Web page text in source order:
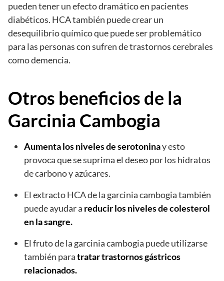
pueden tener un efecto dramático en pacientes
diabéticos. HCA también puede crear un
desequilibrio químico que puede ser problemático
para las personas con sufren de trastornos cerebrales
como demencia.
Otros beneficios de la
Garcinia Cambogia
Aumenta los niveles de serotoninay esto
provoca que se suprima el deseo por los hidratos
de carbono y azúcares.
El extracto HCA de la garcinia cambogia también
puede ayudar a reducir los niveles de colesterol
en la sangre.
El fruto de la garcinia cambogia puede utilizarse
también paratratar trastornos gástricos
relacionados.